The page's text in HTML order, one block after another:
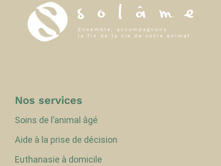
Nos services
Soins de l’animal âgé
Aide à la prise de décision
Euthanasie à domicile